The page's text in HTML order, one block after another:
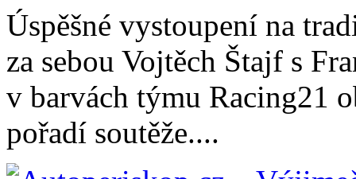
Úspěšné vystoupení na
za sebou Vojtěch Štajf s
v barvách týmu Racing21
pořadí soutěže....